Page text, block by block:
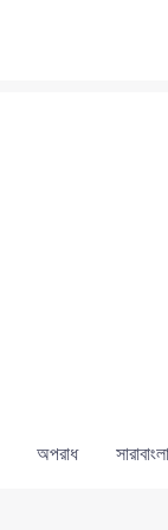
অপরাধ সারাবাংলা